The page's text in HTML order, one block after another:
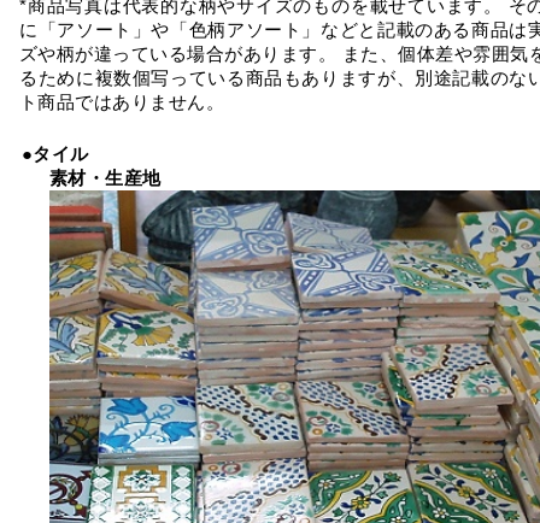
*商品写真は代表的な柄やサイズのものを載せています。 そ
に「アソート」や「色柄アソート」などと記載のある商品は
ズや柄が違っている場合があります。 また、個体差や雰囲気
るために複数個写っている商品もありますが、別途記載のな
ト商品ではありません。
●タイル
素材・生産地